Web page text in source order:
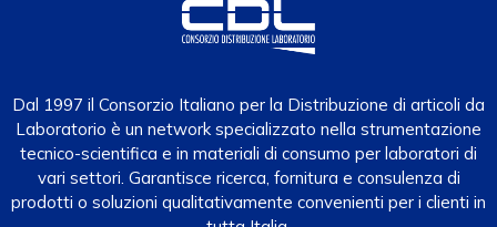
Dal 1997 il Consorzio Italiano per la Distribuzione di articoli da
Laboratorio è un network specializzato nella strumentazione
tecnico-scientifica e in materiali di consumo per laboratori di
vari settori. Garantisce ricerca, fornitura e consulenza di
prodotti o soluzioni qualitativamente convenienti per i clienti in